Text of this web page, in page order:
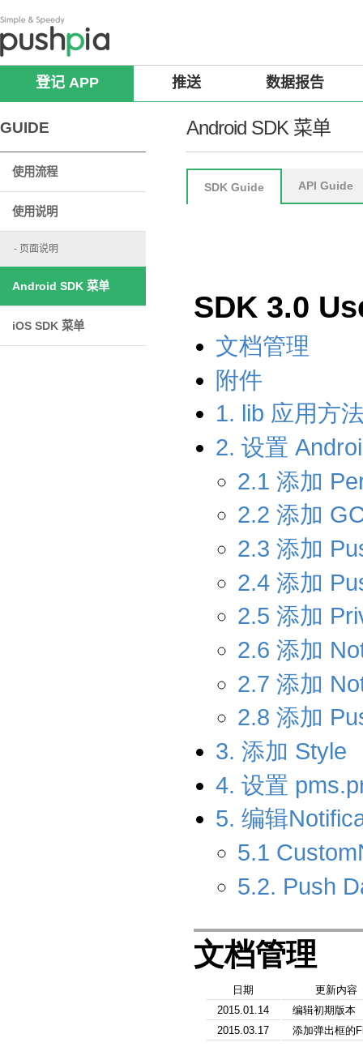
登记 APP 推送 数据报告
GUIDE
使用流程
使用说明
- 页面说明
Android SDK 菜单
iOS SDK 菜单
Android SDK 菜单
SDK Guide API Guide